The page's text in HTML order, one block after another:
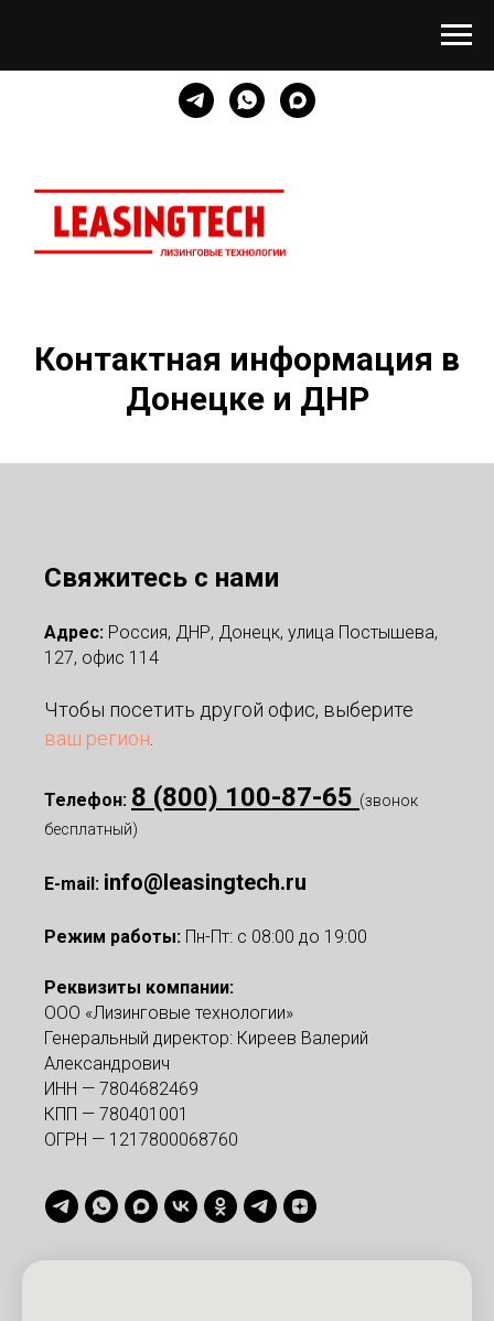
Контактная информация в
Донецке и ДНР
Свяжитесь с нами
Адрес: Россия, ДНР, Донецк, улица Постышева,
127, офис 114
Чтобы посетить другой офис, выберите
ваш регион.
Телефон: 8 (800) 100-87-65 (звонок
бесплатный)
E-mail: info@leasingtech.ru
Режим работы: Пн-Пт: с 08:00 до 19:00
Реквизиты компании:
ООО «Лизинговые технологии»
Генеральный директор: Киреев Валерий
Александрович
ИНН — 7804682469
КПП — 780401001
ОГРН — 1217800068760